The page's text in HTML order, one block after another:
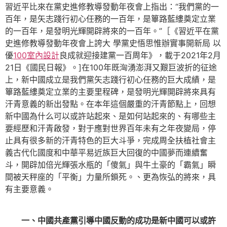
習近平比來在黨史進修教導發動年夜會上指出：“我們黨的一
百年，是矢志踐行初心任務的一百年，是篳路藍縷奠定立業
的一百年，是發明光輝開辟將來的一百年。”［《習近平在黨
史進修教導發動年夜會上誇大 學黨史悟思惟辦實事開新局 以
優100室內設計良成就迎接建黨一百周年》，載于2021年2月
21日《國民日報》。]在100年既洶湧澎湃又艱巨波折的征途
上，新中國成立是我們黨矢志踐行初心任務的巨大成績，是
篳路藍縷奠定立業的主要里程碑，是發明光輝開辟將來具有
汗青意義的新出發點。在本年這個嚴重的汗青節點上，回想
新中國為什么可以或許站起來、是如何站起來的、有哪些主
要經歷和汗青啟發，對于應對世界百年未有之年夜變局，停
止具有很多新的汗青特色的巨大斗爭，完成周全扶植社會主
義古代化國度和中華平易近族巨大回復的中國夢而連續奮
斗，開辟加倍光輝張水瓶的「傻氣」與牛土豪的「霸氣」瞬
間被天秤座的「平衡」力量所鎖死。、更為恢弘的將來，具
有主要意義。
一、中國共產黨引導中國反動的成功是新中國可以或許